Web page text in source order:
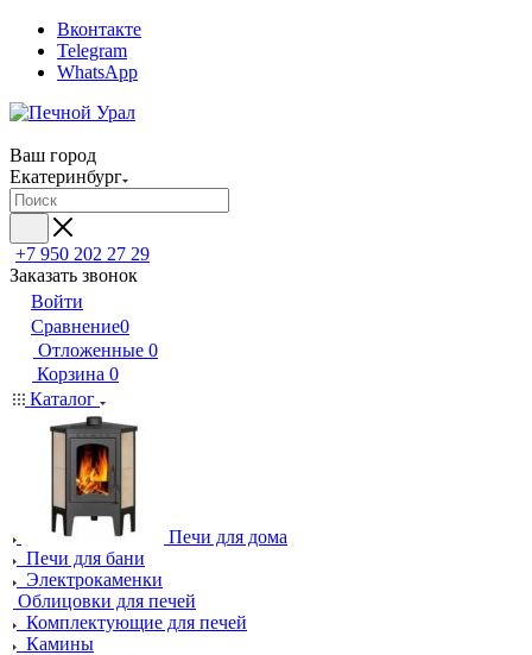
Вконтакте
Telegram
WhatsApp
Ваш город
Екатеринбург
+7 950 202 27 29
Заказать звонок
Войти
Сравнение0
Отложенные 0
Корзина 0
Каталог
Печи для дома
Печи для бани
Электрокаменки
Облицовки для печей
Комплектующие для печей
Камины